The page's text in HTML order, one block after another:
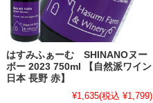
はすみふぁーむ SHINANOヌー
ボー 2023 750ml 【自然派ワイン
日本 長野 赤】
¥1,635(税込 ¥1,799)